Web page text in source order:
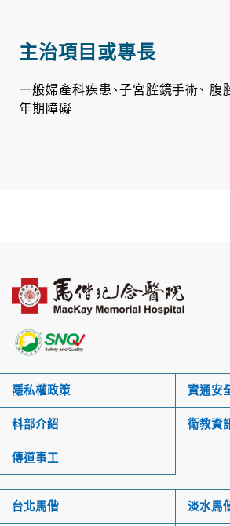
主治項目或專長
一般婦產科疾患、子宮腔鏡手術、 腹
年期障礙
隱私權政策 資通安
科部介紹 衛教資
傳道事工
台北馬偕 淡水馬